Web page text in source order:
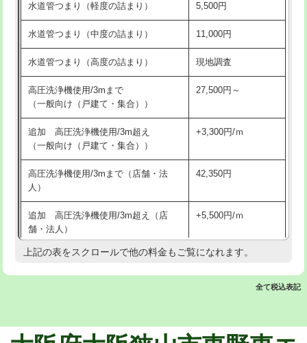
洗面台設置 38,500円
化粧台設置 22,000円
追加人工 16,500円
廃棄・処分 現場見積
※給水管工事は20mmまでの価格です。
交換・取付(排水栓・排水トラップ
22,000円+材料費
持込商品取付（混合水栓）
持込商品取付（浄水器・分岐水栓） 16,500円
業）
排水管工事（追加 排水管工事/3ｍ超
え）
マス交換（土の掘削・埋め戻し作業） 11,000円~
マス交換（深さ50㎝以上） 66,000円
水道管つまり（軽度の詰まり） 5,500円
水道管つまり（中度の詰まり） 11,000円
水道管つまり（高度の詰まり） 現地調査
高圧洗浄機使用/3mまで
（一般向け（戸建て・集合））
27,500円～
追加 高圧洗浄機使用/3m超え
（一般向け（戸建て・集合））
+3,300円/ｍ
高圧洗浄機使用/3mまで（店舗・法
人）
42,350円
追加 高圧洗浄機使用/3m超え（店
舗・法人）
+5,500円/ｍ
高度高圧洗浄換 現地調査
上記の表をスクロールで他の料金もご覧になれます。
全て税込表記